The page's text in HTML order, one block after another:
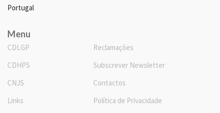
Portugal
Menu
CDLGP
CDHPS
CNJS
Links
Reclamações
Subscrever Newsletter
Contactos
Política de Privacidade